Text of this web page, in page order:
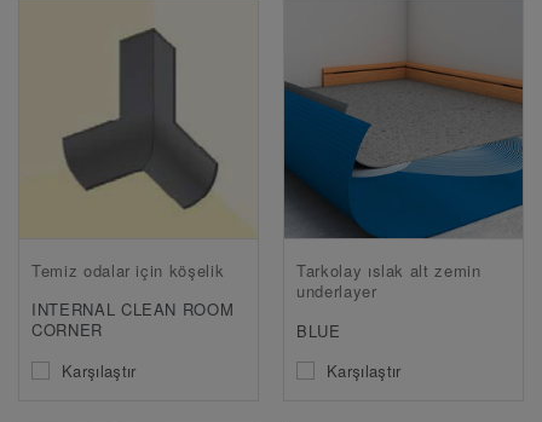
Temiz odalar için köşelik
INTERNAL CLEAN ROOM
CORNER
Karşılaştır
Tarkolay ıslak alt zemin
underlayer
BLUE
Karşılaştır